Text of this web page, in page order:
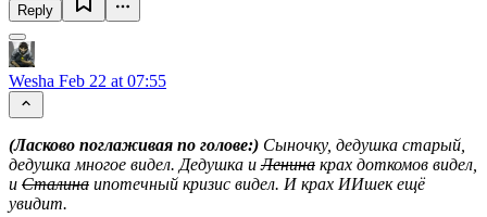
Reply
Wesha Feb 22 at 07:55
(Ласково поглаживая по голове:) Сыночку, дедушка старый,
дедушка многое видел. Дедушка иЛенина крах доткомов видел,
и Сталина ипотечный кризис видел. И крах ИИшек ещё
увидит.